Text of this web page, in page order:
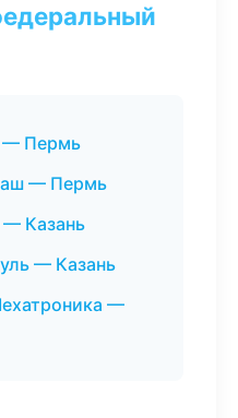
— Пермь
— Пермь
— Казань
— Казань
—